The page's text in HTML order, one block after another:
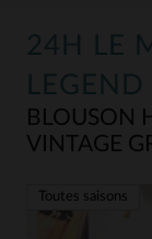
24H LE
BLOUSON
VINTAGE
Toutes saisons